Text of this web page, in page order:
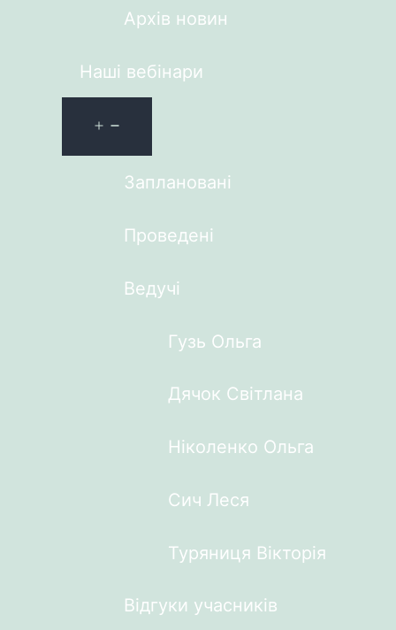
Архів новин
Наші вебінари
Заплановані
Проведені
Ведучі
Гузь Ольга
Дячок Світлана
Ніколенко Ольга
Сич Леся
Туряниця Вікторія
Відгуки учасників